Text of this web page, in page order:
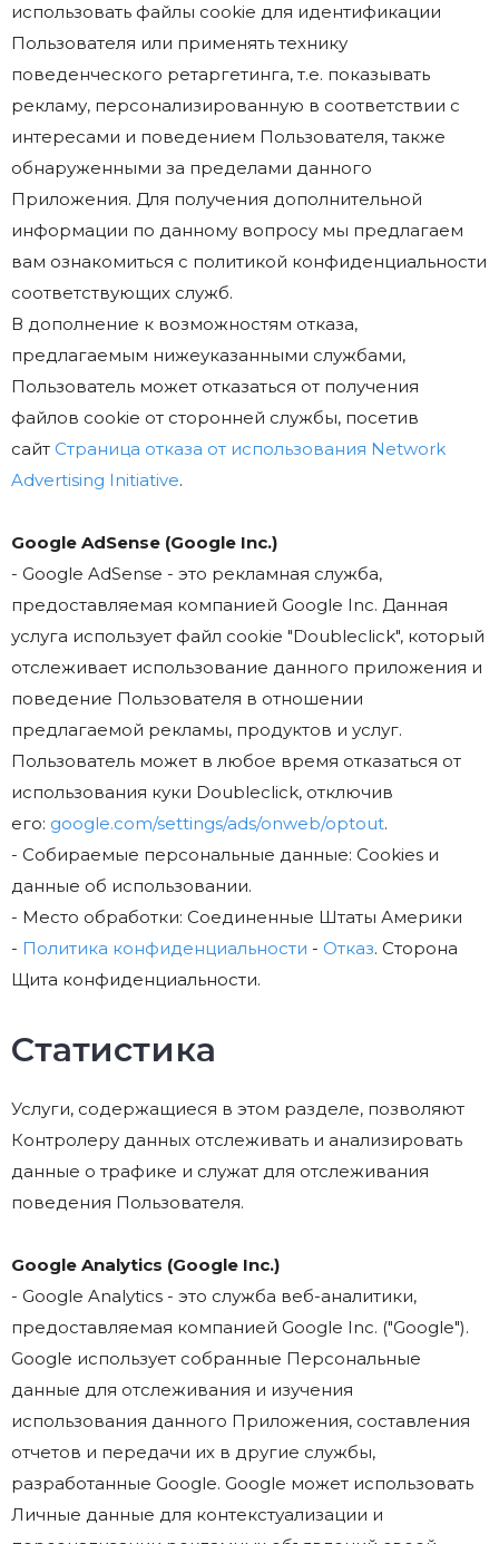
использовать файлы cookie для идентификации
Пользователя или применять технику
поведенческого ретаргетинга, т.е. показывать
рекламу, персонализированную в соответствии с
интересами и поведением Пользователя, также
обнаруженными за пределами данного
Приложения. Для получения дополнительной
информации по данному вопросу мы предлагаем
вам ознакомиться с политикой конфиденциальности
соответствующих служб.
В дополнение к возможностям отказа,
предлагаемым нижеуказанными службами,
Пользователь может отказаться от получения
файлов cookie от сторонней службы, посетив
сайт Страница отказа от использования Network
Advertising Initiative.
Google AdSense (Google Inc.)
- Google AdSense - это рекламная служба,
предоставляемая компанией Google Inc. Данная
услуга использует файл cookie "Doubleclick", который
отслеживает использование данного приложения и
поведение Пользователя в отношении
предлагаемой рекламы, продуктов и услуг.
Пользователь может в любое время отказаться от
использования куки Doubleclick, отключив
его: google.com/settings/ads/onweb/optout.
- Собираемые персональные данные: Cookies и
данные об использовании.
- Место обработки: Соединенные Штаты Америки
- Политика конфиденциальности - Отказ. Сторона
Щита конфиденциальности.
Статистика
Услуги, содержащиеся в этом разделе, позволяют
Контролеру данных отслеживать и анализировать
данные о трафике и служат для отслеживания
поведения Пользователя.
Google Analytics (Google Inc.)
- Google Analytics - это служба веб-аналитики,
предоставляемая компанией Google Inc. ("Google").
Google использует собранные Персональные
данные для отслеживания и изучения
использования данного Приложения, составления
отчетов и передачи их в другие службы,
разработанные Google. Google может использовать
Личные данные для контекстуализации и